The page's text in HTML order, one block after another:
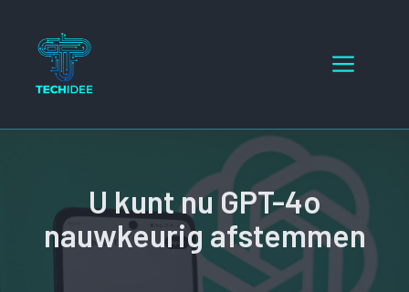
inhoud
Menu
U kunt nu GPT-4o
nauwkeurig afstemmen